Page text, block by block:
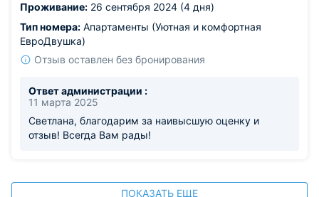
Проживание: 26 сентября 2024 (4 дня)
Тип номера: Апартаменты (Уютная и комфортная
ЕвроДвушка)
Отзыв оставлен без бронирования
Ответ администрации :
11 марта 2025
Светлана, благодарим за наивысшую оценку и
отзыв! Всегда Вам рады!
ПОКАЗАТЬ ЕЩЕ